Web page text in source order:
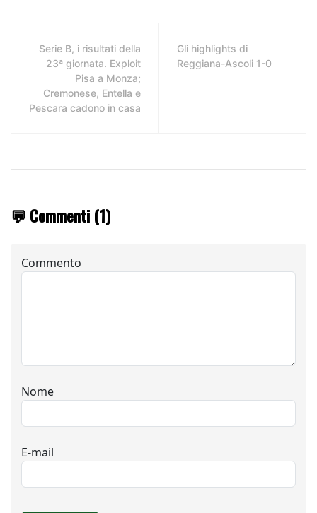
Serie B, i risultati della
23ª giornata. Exploit
Pisa a Monza;
Cremonese, Entella e
Pescara cadono in casa
Gli highlights di
Reggiana-Ascoli 1-0
💬 Commenti (1)